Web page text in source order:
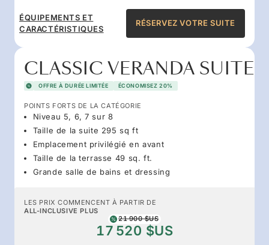
ÉQUIPEMENTS ET
CARACTÉRISTIQUES
RÉSERVEZ VOTRE SUITE
CLASSIC VERANDA SUITE
OFFRE À DURÉE LIMITÉE ÉCONOMISEZ 20%
POINTS FORTS DE LA CATÉGORIE
Niveau 5, 6, 7 sur 8
Taille de la suite 295 sq ft
Emplacement privilégié en avant
Taille de la terrasse 49 sq. ft.
Grande salle de bains et dressing
LES PRIX COMMENCENT À PARTIR DE
ALL-INCLUSIVE PLUS
21 900 $US
17 520 $US